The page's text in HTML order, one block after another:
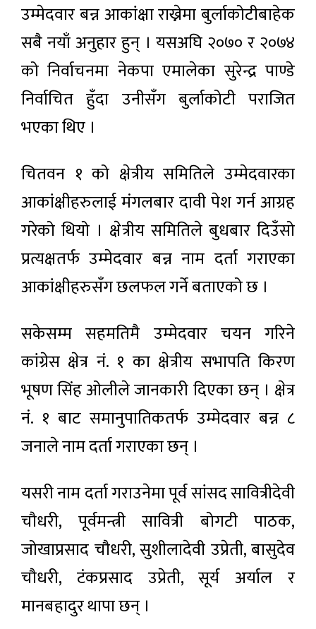
उम्मेदवार बन्न आकांक्षा राख्नेमा बुर्लाकोटीबाहेक
सबै नयाँ अनुहार हुन् । यसअघि २०७० र २०७४
को निर्वाचनमा नेकपा एमालेका सुरेन्द्र पाण्डे
निर्वाचित हुँदा उनीसँग बुर्लाकोटी पराजित
भएका थिए ।
चितवन १ को क्षेत्रीय समितिले उम्मेदवारका
आकांक्षीहरुलाई मंगलबार दावी पेश गर्न आग्रह
गरेको थियो । क्षेत्रीय समितिले बुधबार दिउँसो
प्रत्यक्षतर्फ उम्मेदवार बन्न नाम दर्ता गराएका
आकांक्षीहरुसँग छलफल गर्ने बताएको छ ।
सकेसम्म सहमतिमै उम्मेदवार चयन गरिने
कांग्रेस क्षेत्र नं. १ का क्षेत्रीय सभापति किरण
भूषण सिंह ओलीले जानकारी दिएका छन् । क्षेत्र
नं. १ बाट समानुपातिकतर्फ उम्मेदवार बन्न ८
जनाले नाम दर्ता गराएका छन् ।
यसरी नाम दर्ता गराउनेमा पूर्व सांसद सावित्रीदेवी
चौधरी, पूर्वमन्त्री सावित्री बोगटी पाठक,
जोखाप्रसाद चौधरी, सुशीलादेवी उप्रेती, बासुदेव
चौधरी, टंकप्रसाद उप्रेती, सूर्य अर्याल र
मानबहादुर थापा छन् ।